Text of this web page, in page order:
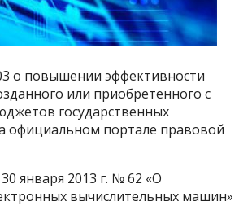
о повышении эффективности
или приобретенного с
государственных
официальном портале правовой
января 2013 г. № 62 «О
вычислительных машин»